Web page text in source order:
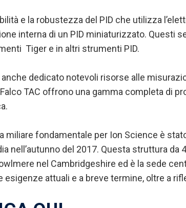
e la robustezza del PID che utilizza
interna di un PID miniaturizzato. Questi
Tiger e in altri strumenti PID.
anche dedicato notevoli risorse alle
TAC offrono una gamma completa di
miliare fondamentale per Ion Science è
nell’autunno del 2017. Questa struttura
nel Cambridgeshire ed è la sede
esigenze attuali e a breve termine, oltre a